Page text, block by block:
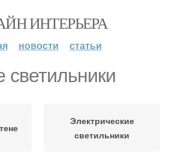
ИНТЕРЬЕРА
новости статьи
Электрические
светильники